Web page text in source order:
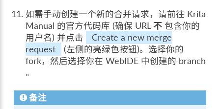
如需手动创建一个新的合并请求，请前往 Krita
Manual 的官方代码库 (确保 URL不 包含你的
用户名) 并点击
Create a new merge
request
(左侧的亮绿色按钮)。选择你的
fork，然后选择你在 WebIDE 中创建的 branch
。
备注